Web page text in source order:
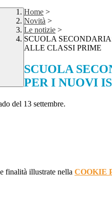
Home >
Novità >
Le notizie >
SCUOLA
ALLE CLASSI PRIME
SCUOLA
PER I NUOVI
del 13 settembre.
finalità illustrate nella COOKIE